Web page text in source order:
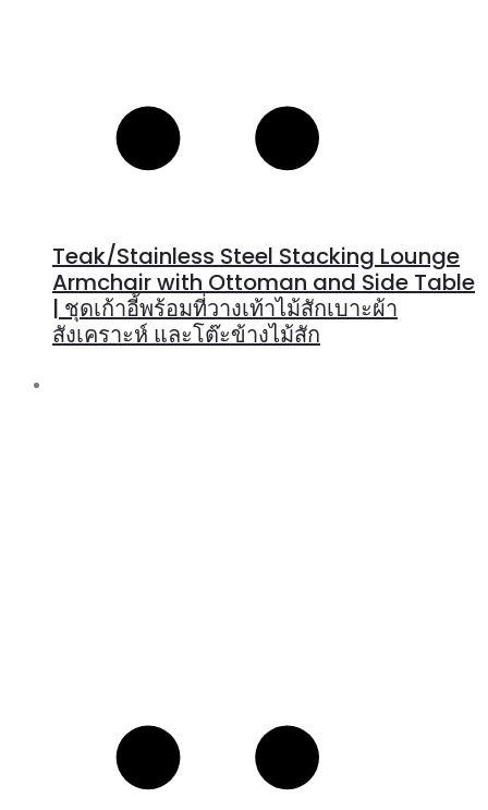
Teak/Stainless Steel Stacking Lounge
Armchair with Ottoman and Side Table
| ชุดเก้าอี้พร้อมที่วางเท้าไม้สักเบาะผ้า
สังเคราะห์ และโต๊ะข้างไม้สัก